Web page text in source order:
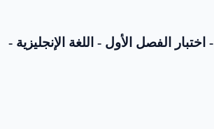
الموضوع رقم 58 - اختبار الفصل الأول - اللغة الإنجليزية -